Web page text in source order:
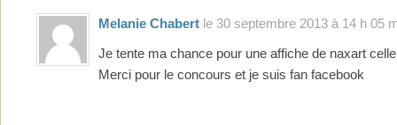
Melanie Chabert le 30 septembre 2013 à 14 h 05
Je tente ma chance pour une affiche de naxart
Merci pour le concours et je suis fan facebook